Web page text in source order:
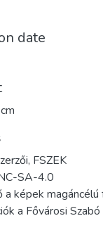
date
FSZEK
SA-4.0
a képek
a Fővárosi